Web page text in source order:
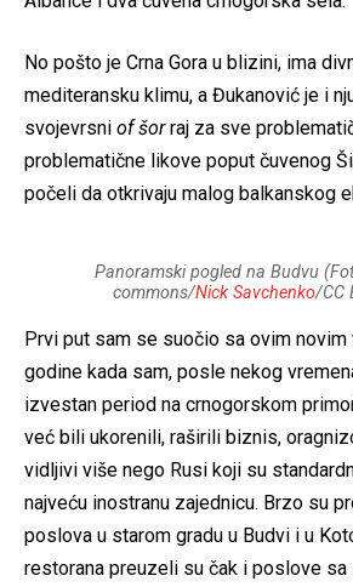
No pošto je Crna Gora u blizini, ima
mediteransku klimu, a Đukanović je i
svojevrsni of šorraj za sve
problematične likove poput čuvenog
počeli da otkrivaju malog balkanskog
Panoramski pogled na Budvu
commons/Nick Savchenko/CC
Prvi put sam se suočio sa ovim
godine kada sam, posle nekog
izvestan period na crnogorskom
već bili ukorenili, raširili biznis,
vidljivi više nego Rusi koji su
najveću inostranu zajednicu. Brzo su
poslova u starom gradu u Budvi i u
restorana preuzeli su čak i poslove sa